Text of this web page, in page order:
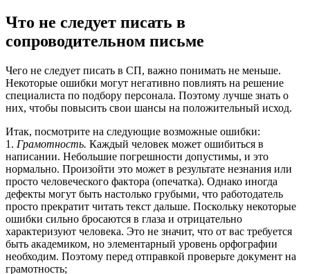
Что не следует писать в
сопроводительном письме
Чего не следует писать в СП, важно понимать не меньше.
Некоторые ошибки могут негативно повлиять на решение
специалиста по подбору персонала. Поэтому лучше знать о
них, чтобы повысить свои шансы на положительный исход.
Итак, посмотрите на следующие возможные ошибки:
1. Грамотность. Каждый человек может ошибиться в
написании. Небольшие погрешности допустимы, и это
нормально. Произойти это может в результате незнания или
просто человеческого фактора (опечатка). Однако иногда
дефекты могут быть настолько грубыми, что работодатель
просто прекратит читать текст дальше. Поскольку некоторые
ошибки сильно бросаются в глаза и отрицательно
характеризуют человека. Это не значит, что от вас требуется
быть академиком, но элементарный уровень орфографии
необходим. Поэтому перед отправкой проверьте документ на
грамотность;